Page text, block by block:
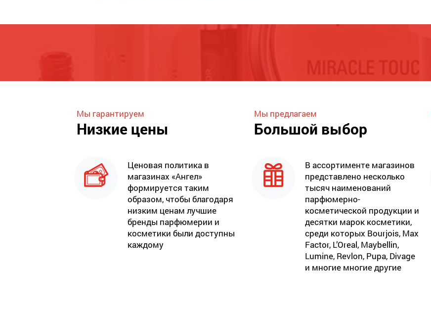
Мы гарантируем
Низкие цены
Ценовая политика в
магазинах «Ангел»
формируется таким
образом, чтобы благодаря
низким ценам лучшие
бренды парфюмерии и
косметики были доступны
каждому
Мы предлагаем
Большой выбор
В ассортименте магазинов
представлено несколько
тысяч наименований
парфюмерно-
косметической продукции и
десятки марок косметики,
среди которых Bourjois, Max
Factor, L’Oreal, Maybellin,
Lumine, Revlon, Pupa, Divage
и многие многие другие